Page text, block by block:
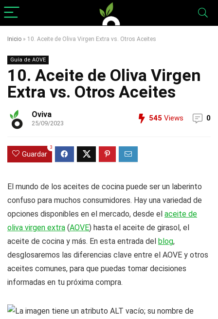
Inicio » 10. Aceite de Oliva Virgen Extra vs. Otros Aceites
Guía de AOVE
10. Aceite de Oliva Virgen
Extra vs. Otros Aceites
Oviva
25/09/2023
545 Views 0
Guardar
3
El mundo de los aceites de cocina puede ser un laberinto
confuso para muchos consumidores. Hay una variedad de
opciones disponibles en el mercado, desde el aceite de
oliva virgen extra (AOVE) hasta el aceite de girasol, el
aceite de cocina y más. En esta entrada del blog,
desglosaremos las diferencias clave entre el AOVE y otros
aceites comunes, para que puedas tomar decisiones
informadas en tu próxima compra.